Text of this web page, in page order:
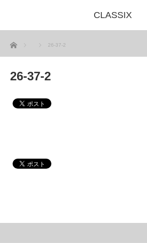
CLASSIX
ホーム 26-37-2
26-37-2